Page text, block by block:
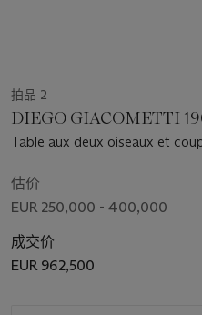
拍品 2
DIEGO GIACOMETTI
Table aux deux oiseaux et
估价
EUR 250,000 - 400,000
成交价
EUR 962,500